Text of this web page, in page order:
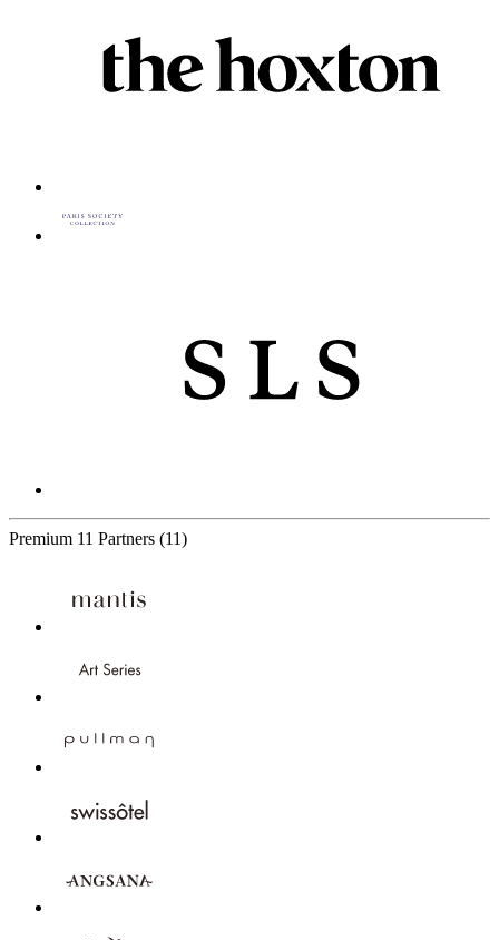
Premium 11 Partners (11)